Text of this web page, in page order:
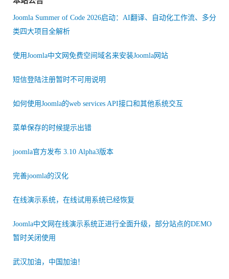
Joomla Summer of Code 2026启动：AI翻译、自动化工作流、多分
类四大项目全解析
使用Joomla中文网免费空间域名来安装Joomla网站
短信登陆注册暂时不可用说明
如何使用Joomla的web services API接口和其他系统交互
菜单保存的时候提示出错
joomla官方发布 3.10 Alpha3版本
完善joomla的汉化
在线演示系统，在线试用系统已经恢复
Joomla中文网在线演示系统正进行全面升级，部分站点的DEMO
暂时关闭使用
武汉加油，中国加油！